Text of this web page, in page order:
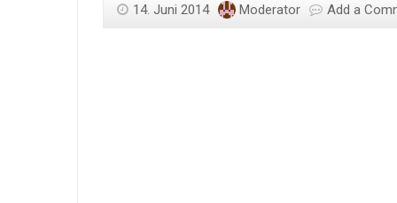
14. Juni 2014 Moderator Add a